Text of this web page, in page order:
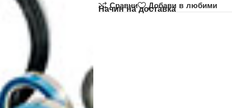
Сравни
Добави в любими
Начин на доставка